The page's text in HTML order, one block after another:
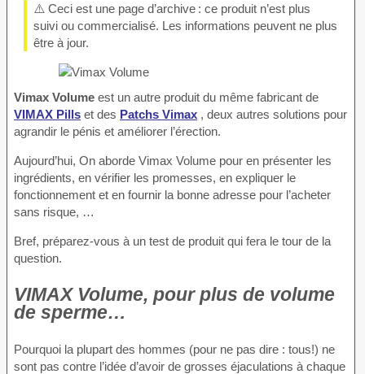
⚠️ Ceci est une page d’archive : ce produit n’est plus
suivi ou commercialisé. Les informations peuvent ne plus
être à jour.
Vimax Volume est un autre produit du même fabricant de
VIMAX Pills et des Patchs Vimax , deux autres solutions pour
agrandir le pénis et améliorer l’érection.
Aujourd’hui, On aborde Vimax Volume pour en présenter les
ingrédients, en vérifier les promesses, en expliquer le
fonctionnement et en fournir la bonne adresse pour l’acheter
sans risque, …
Bref, préparez-vous à un test de produit qui fera le tour de la
question.
VIMAX Volume, pour plus de volume
de sperme…
Pourquoi la plupart des hommes (pour ne pas dire : tous!) ne
sont pas contre l’idée d’avoir de grosses éjaculations à chaque